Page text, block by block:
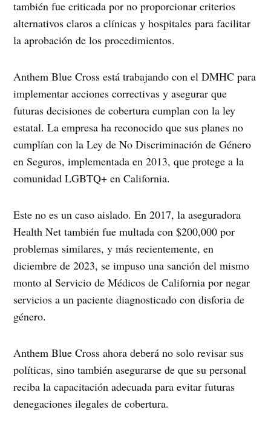
también fue criticada por no proporcionar criterios
alternativos claros a clínicas y hospitales para facilitar
la aprobación de los procedimientos.
Anthem Blue Cross está trabajando con el DMHC para
implementar acciones correctivas y asegurar que
futuras decisiones de cobertura cumplan con la ley
estatal. La empresa ha reconocido que sus planes no
cumplían con la Ley de No Discriminación de Género
en Seguros, implementada en 2013, que protege a la
comunidad LGBTQ+ en California.
Este no es un caso aislado. En 2017, la aseguradora
Health Net también fue multada con $200,000 por
problemas similares, y más recientemente, en
diciembre de 2023, se impuso una sanción del mismo
monto al Servicio de Médicos de California por negar
servicios a un paciente diagnosticado con disforia de
género.
Anthem Blue Cross ahora deberá no solo revisar sus
políticas, sino también asegurarse de que su personal
reciba la capacitación adecuada para evitar futuras
denegaciones ilegales de cobertura.